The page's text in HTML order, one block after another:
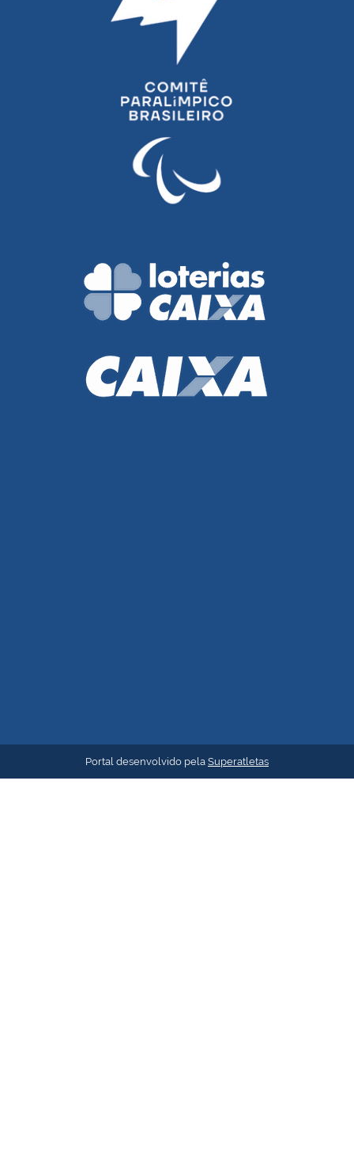
Portal desenvolvido pela Superatletas